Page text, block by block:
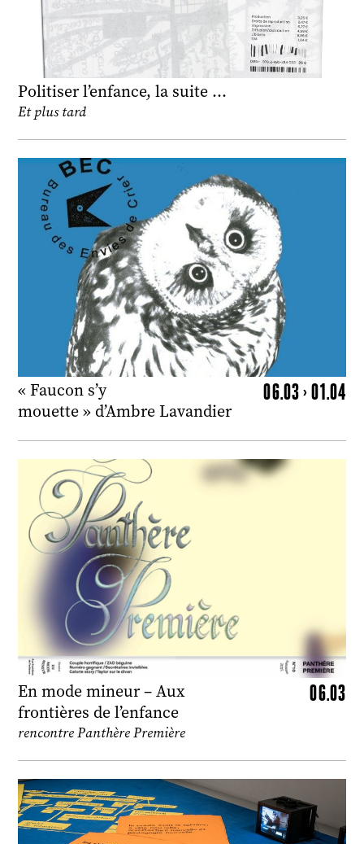
Politiser l’enfance, la suite …
Et plus tard
« Faucon s’y
mouette » d’Ambre Lavandier
06.03 > 01.04
En mode mineur – Aux
frontières de l’enfance
06.03
rencontre Panthère Première